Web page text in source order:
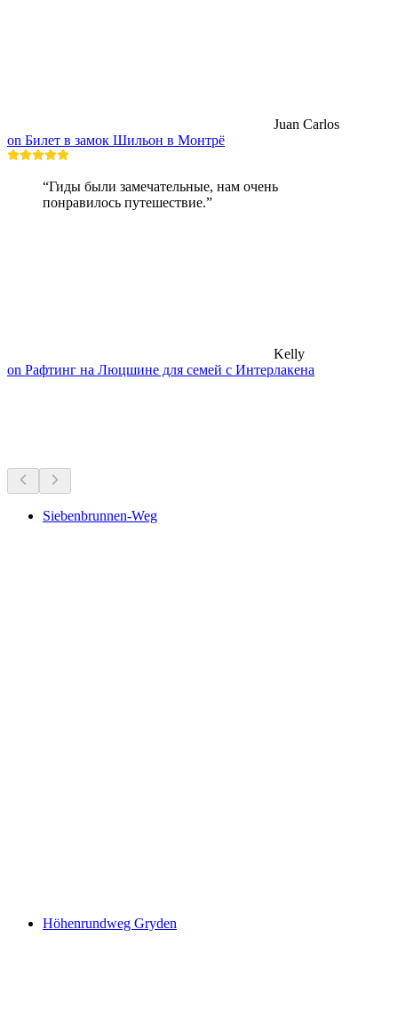
Juan Carlos
on Билет в замок Шильон в Монтрё
“Гиды были замечательные, нам очень
понравилось путешествие.”
Kelly
on Рафтинг на Люцшине для семей с Интерлакена
Siebenbrunnen-Weg
Höhenrundweg Gryden